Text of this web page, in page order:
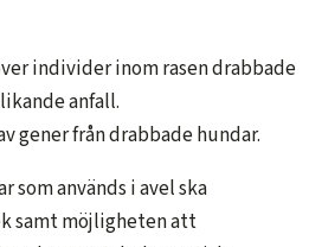
individer inom rasen drabbade
anfall.
gener från drabbade hundar.
som används i avel ska
samt möjligheten att